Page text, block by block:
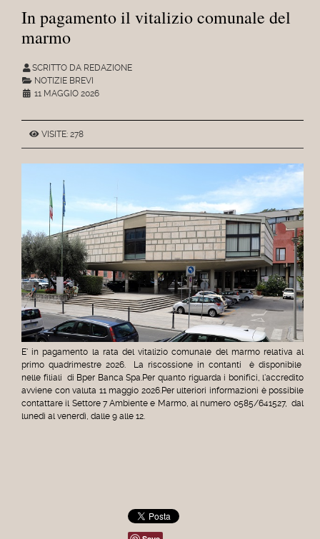
In pagamento il vitalizio comunale del
marmo
SCRITTO DA REDAZIONE
NOTIZIE BREVI
11 MAGGIO 2026
VISITE: 278
E' in pagamento la rata del vitalizio comunale del marmorelativa al
primo quadrimestre 2026. La riscossione in contanti è disponibile
nelle filiali di Bper Banca Spa.Per quanto riguarda i bonifici, l'accredito
avviene con valuta 11 maggio 2026.Per ulteriori informazioni è possibile
contattare il Settore 7 Ambiente e Marmo, al numero 0585/641527, dal
lunedì al venerdì, dalle 9 alle 12.